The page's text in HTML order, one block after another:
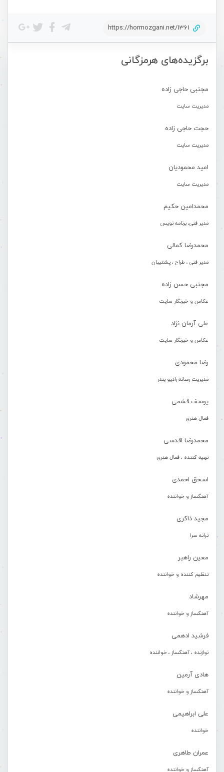
برگزیده‌های هرمزگانی
مجتبی حاجی زاده
مدیریت سایت
حجت حاجی زاده
مدیریت سایت
امید محمودیان
مدیریت سایت
محمدامین حکیم
مدیر فنی، برنامه نویس
محمدرضا کمالی
مدیر فنی ، طراح ، پشتیبان
مجتبی حسن زاده
عکاس و خبرنگار سایت
علی آرمان نژاد
عکاس و خبرنگار سایت
رضا محمودی
مدیریت رسانه رادیو بندر
یوسف قشمی
فعال هنری
محمدرضا اقدسی
تهیه کننده ، فعال هنری
اسحق احمدی
آهنگساز و خواننده
مجید ذاکری
ترانه سرا
معین راهبر
تنظیم کننده و خواننده
مهرشاد
آهنگساز و خواننده
فرشید ادهمی
نوازنده ، آهنگساز ، خواننده
هادی آرمین
آهنگساز و خواننده
علی ابراهیمی
خواننده
عمران طاهری
آهنگساز و خواننده
https://hormozgani.net/1361